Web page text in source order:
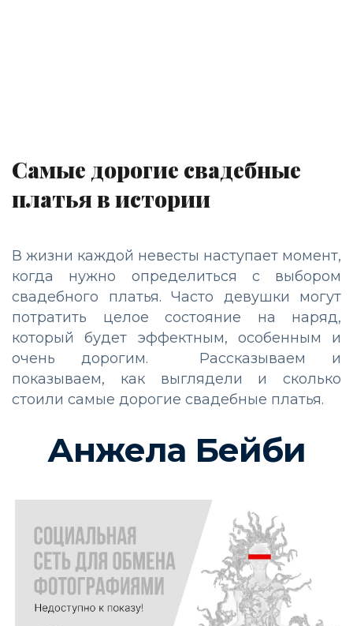
Самые дорогие свадебные
платья в истории
В жизни каждой невесты наступает момент,
когда нужно определиться с выбором
свадебного платья. Часто девушки могут
потратить целое состояние на наряд,
который будет эффектным, особенным и
очень дорогим. Рассказываем и
показываем, как выглядели и сколько
стоили самые дорогие свадебные платья.
Анжела Бейби